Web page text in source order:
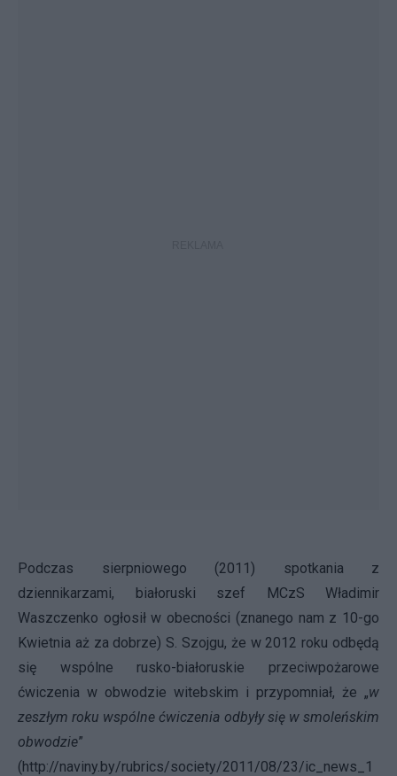
Podczas sierpniowego (2011) spotkania z
dziennikarzami, białoruski szef MCzS Władimir
Waszczenko ogłosił w obecności (znanego nam z 10-go
Kwietnia aż za dobrze) S. Szojgu, że w 2012 roku odbędą
się wspólne rusko-białoruskie przeciwpożarowe
ćwiczenia w obwodzie witebskim i przypomniał, że „w
zeszłym roku wspólne ćwiczenia odbyły się w smoleńskim
obwodzie”
(http://naviny.by/rubrics/society/2011/08/23/ic_news_1